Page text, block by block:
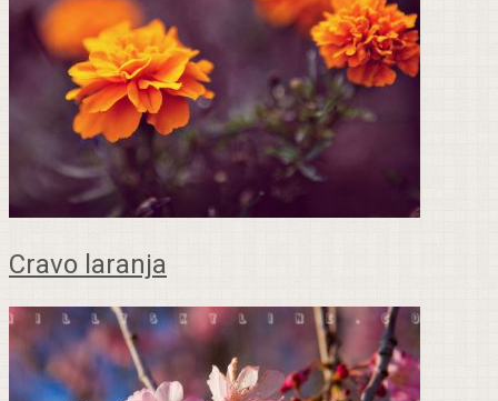
Cravo laranja